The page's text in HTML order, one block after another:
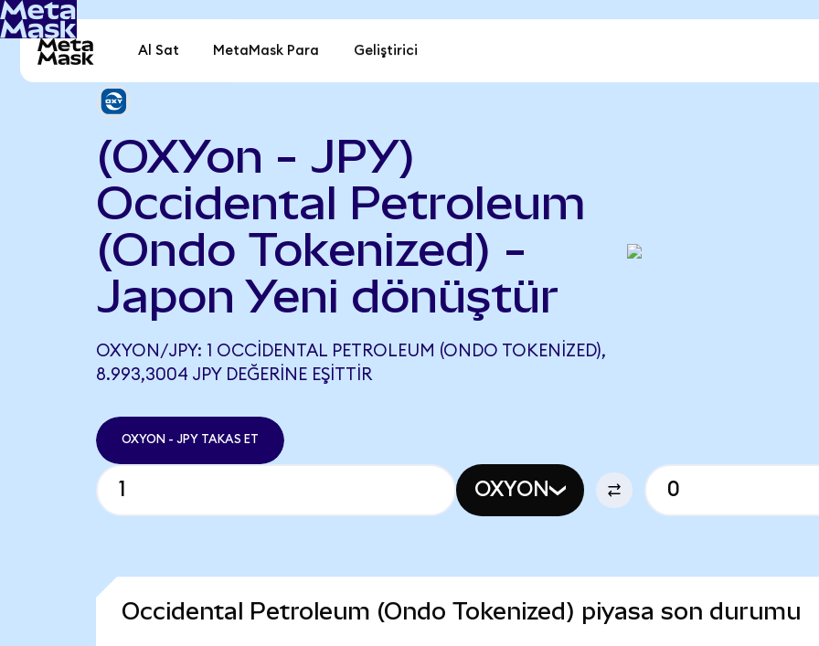
Al Sat MetaMask Para Geliştirici
(OXYon - JPY)
Occidental Petroleum
(Ondo Tokenized) -
Japon Yeni dönüştür
OXYON/JPY: 1 OCCIDENTAL PETROLEUM (ONDO TOKENIZED),
8.993,3004 JPY DEĞERINE EŞITTIR
OXYON - JPY TAKAS ET
OXYON
Occidental Petroleum (Ondo Tokenized) piyasa son durumu